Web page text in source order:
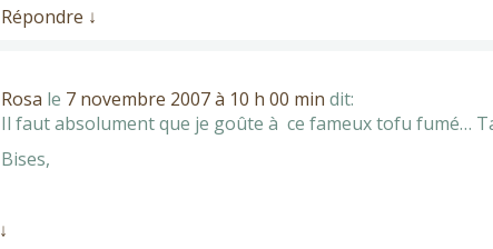
Répondre ↓
Rosa le 7 novembre 2007 à 10 h 00 min dit:
Il faut absolument que je goûte à ce fameux tofu fumé…
Bises,
↓